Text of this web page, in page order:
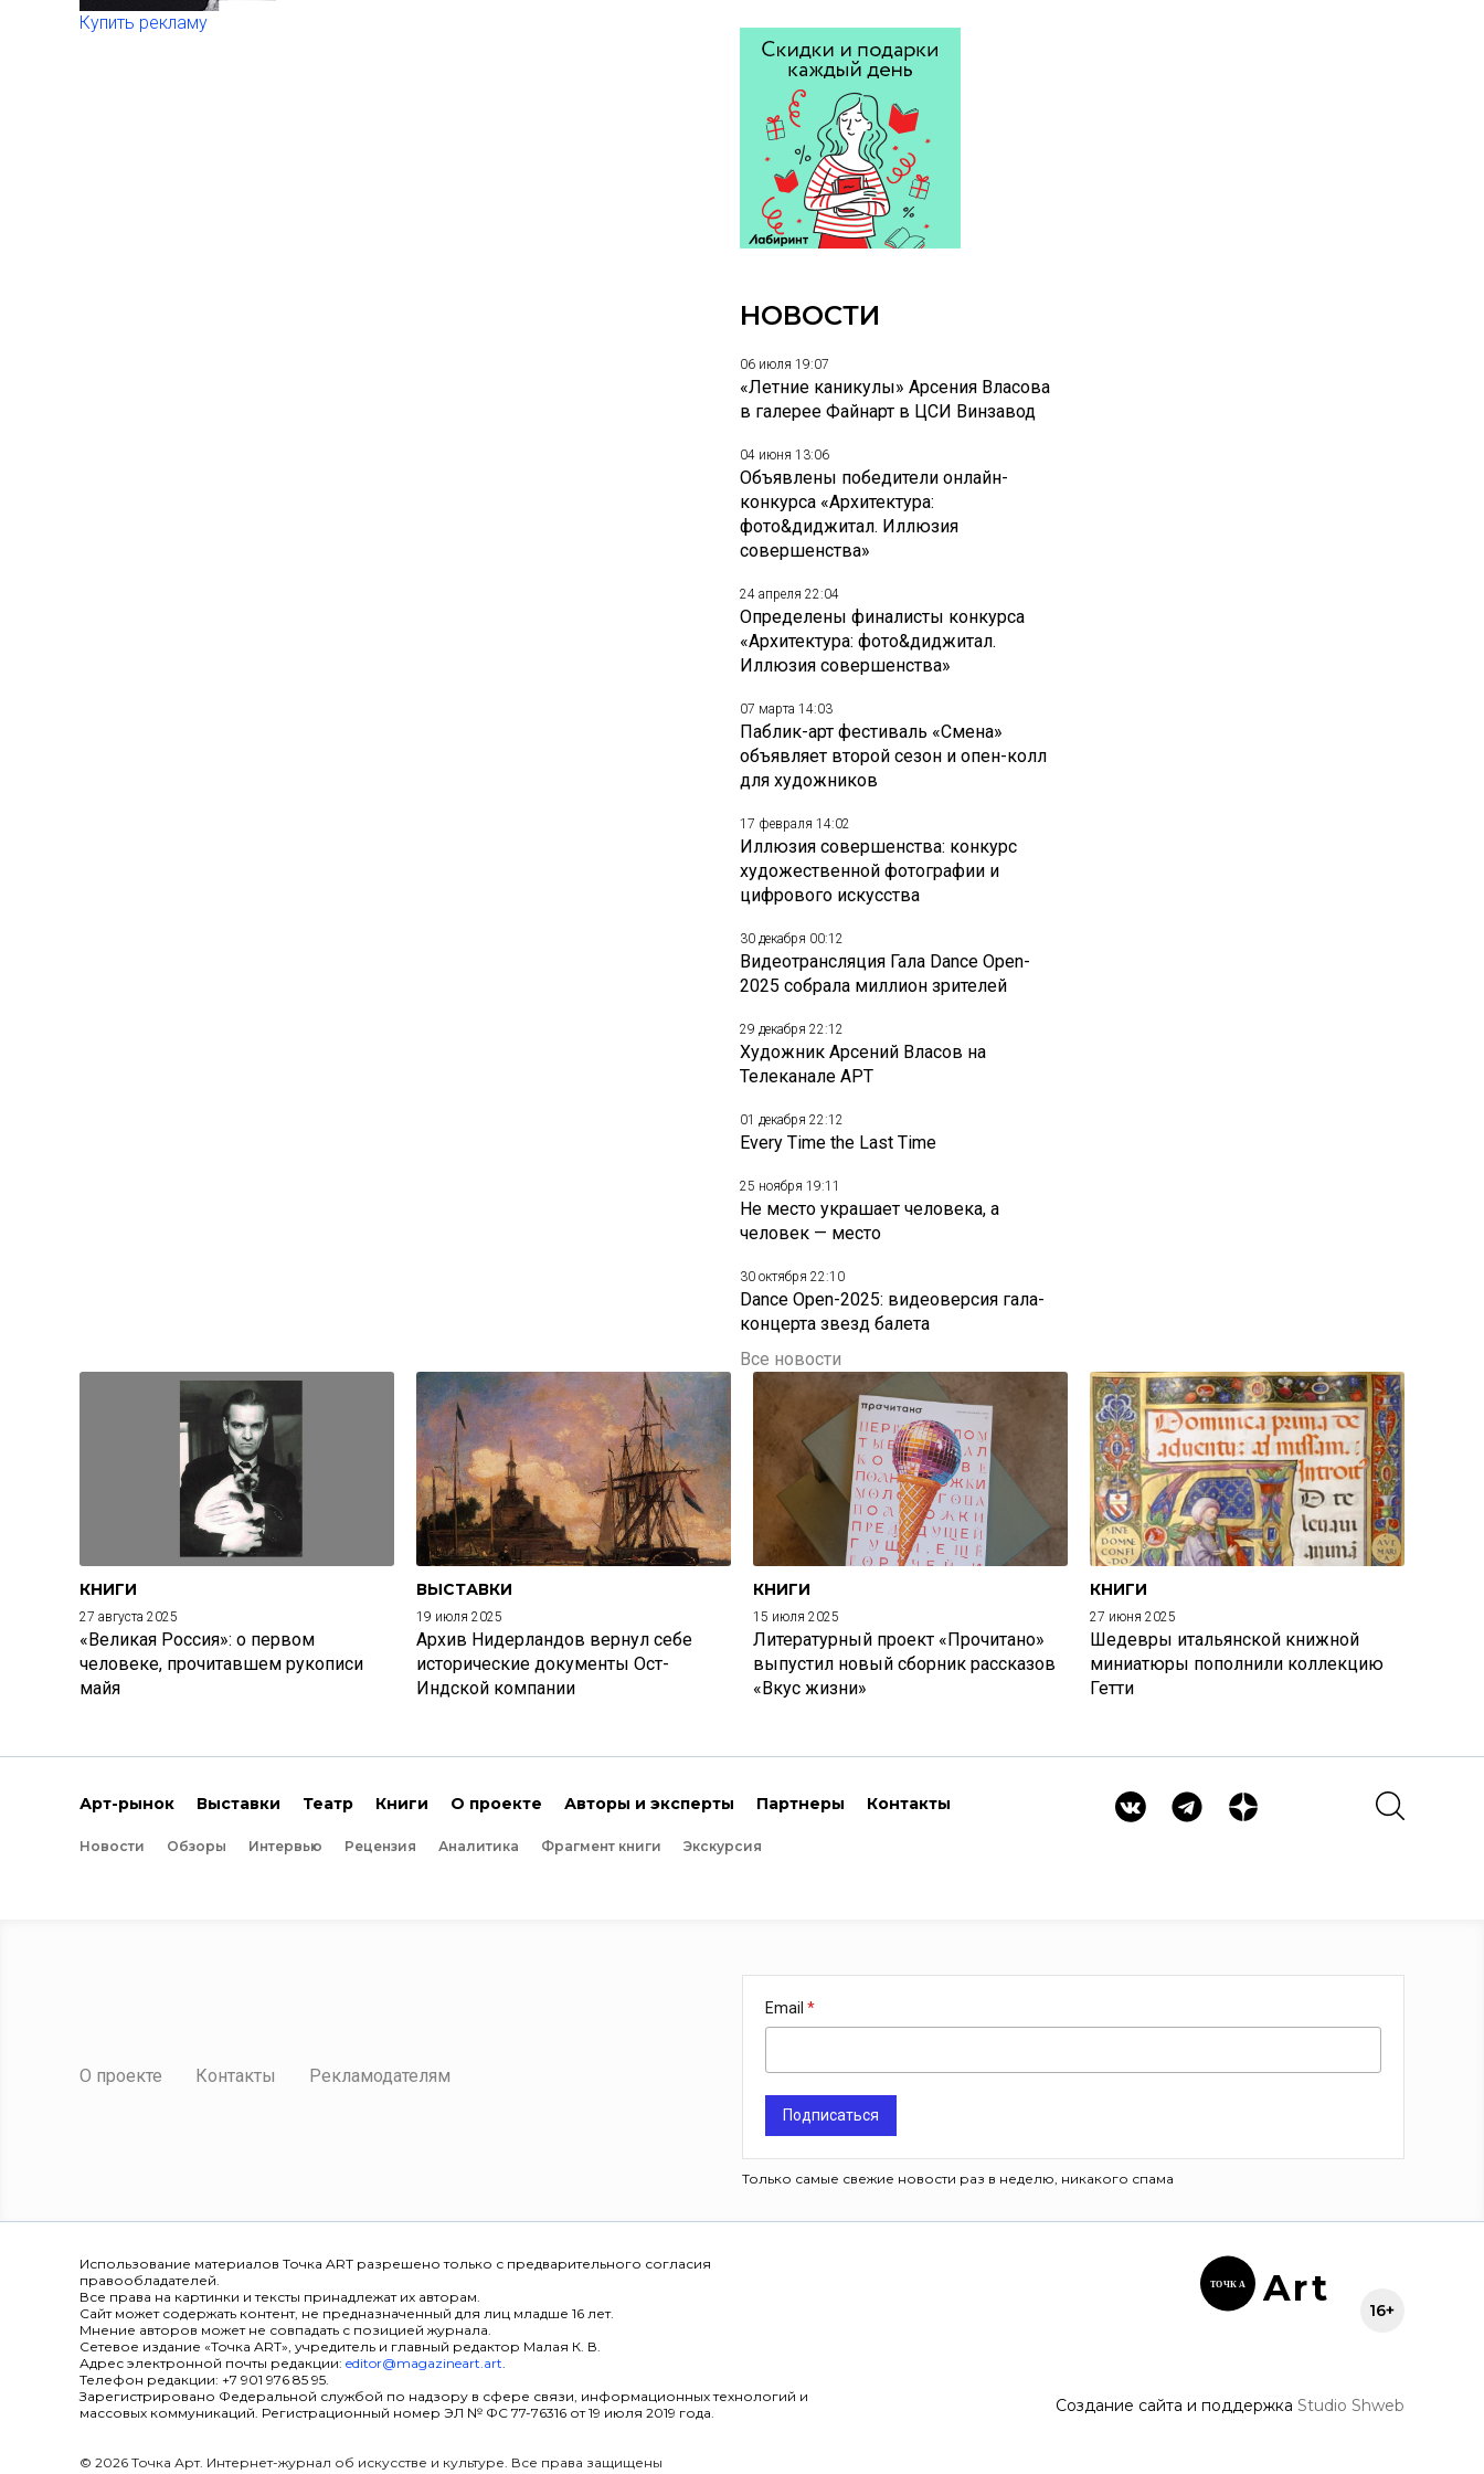
Купить рекламу
НОВОСТИ
06 июля 19:07
«Летние каникулы» Арсения Власова
в галерее Файнарт в ЦСИ Винзавод
04 июня 13:06
Объявлены победители онлайн-
конкурса «Архитектура:
фото&диджитал. Иллюзия
совершенства»
24 апреля 22:04
Определены финалисты конкурса
«Архитектура: фото&диджитал.
Иллюзия совершенства»
07 марта 14:03
Паблик-арт фестиваль «Смена»
объявляет второй сезон и опен-колл
для художников
17 февраля 14:02
Иллюзия совершенства: конкурс
художественной фотографии и
цифрового искусства
30 декабря 00:12
Видеотрансляция Гала Dance Open-
2025 собрала миллион зрителей
29 декабря 22:12
Художник Арсений Власов на
Телеканале АРТ
01 декабря 22:12
Every Time the Last Time
25 ноября 19:11
Не место украшает человека, а
человек — место
30 октября 22:10
Dance Open-2025: видеоверсия гала-
концерта звезд балета
Все новости
КНИГИ
27 августа 2025
«Великая Россия»: о первом
человеке, прочитавшем рукописи
майя
ВЫСТАВКИ
19 июля 2025
Архив Нидерландов вернул себе
исторические документы Ост-
Индской компании
КНИГИ
15 июля 2025
Литературный проект «Прочитано»
выпустил новый сборник рассказов
«Вкус жизни»
КНИГИ
27 июня 2025
Шедевры итальянской книжной
миниатюры пополнили коллекцию
Гетти
Арт-рынок Выставки Театр Книги О проекте Авторы и эксперты Партнеры Контакты
Новости Обзоры Интервью Рецензия Аналитика Фрагмент книги Экскурсия
О проекте Контакты Рекламодателям
Email
Подписаться
Только самые свежие новости раз в неделю, никакого спама
Использование материалов Точка ART разрешено только с предварительного согласия
правообладателей.
Все права на картинки и тексты принадлежат их авторам.
Сайт может содержать контент, не предназначенный для лиц младше 16 лет.
Мнение авторов может не совпадать с позицией журнала.
Сетевое издание «Точка ART», учредитель и главный редактор Малая К. В.
Адрес электронной почты редакции: editor@magazineart.art.
Телефон редакции: +7 901 976 85 95.
Зарегистрировано Федеральной службой по надзору в сфере связи, информационных технологий и
массовых коммуникаций. Регистрационный номер ЭЛ № ФС 77-76316 от 19 июля 2019 года.
© 2026 Точка Арт. Интернет-журнал об искусстве и культуре. Все права защищены
ТОЧК А Art
16+
Создание сайта и поддержка Studio Shweb